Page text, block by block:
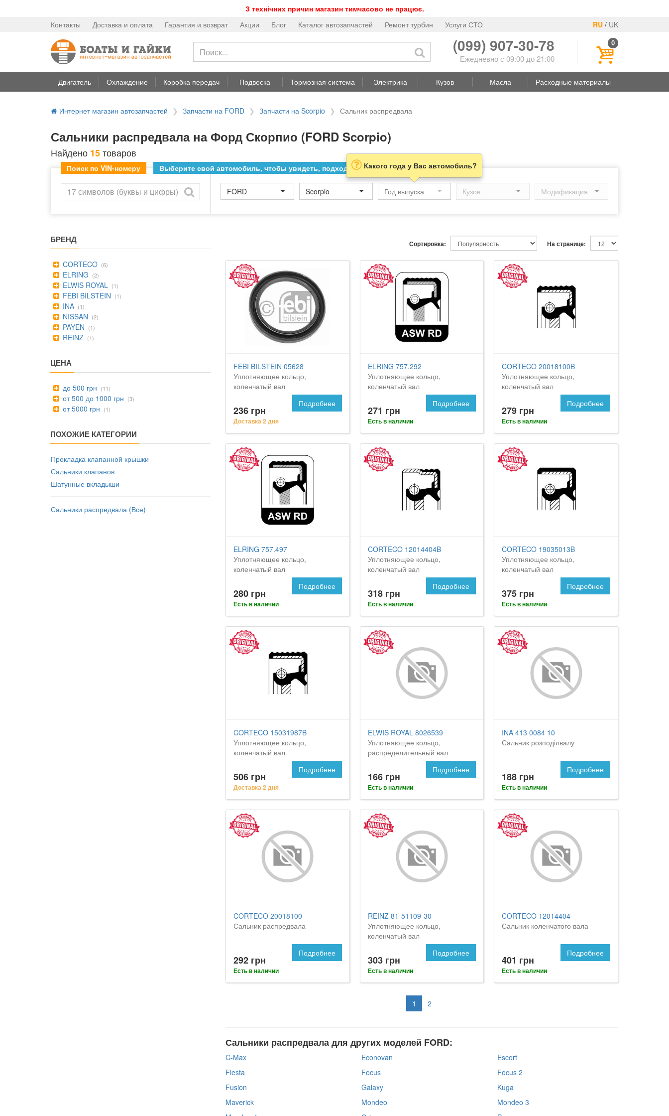
З технічних причин магазин тимчасово не працює.
RU / UK
Контакты Доставка и оплата Гарантия и возврат Акции Блог Каталог автозапчастей Ремонт турбин Услуги СТО
(099) 907-30-78
Ежедневно с 09:00 до 21:00
0
Двигатель Охлаждение Коробка передач Подвеска Тормозная система Электрика Кузов Масла Расходные материалы
Интернет магазин автозапчастей Запчасти на FORD Запчасти на Scorpio Сальник распредвала
Сальники распредвала на Форд Скорпио (FORD Scorpio)
Найдено 15товаров
Поиск по VIN-номеру Выберите свой автомобиль, чтобы увидеть, подходит ли товар к нему
FORD Scorpio
Какого года у Вас автомобиль?
БРЕНД
CORTECO (6)
ELRING (2)
ELWIS ROYAL (1)
FEBI BILSTEIN (1)
INA (1)
NISSAN (2)
PAYEN (1)
REINZ (1)
ЦЕНА
до 500 грн (11)
от 500 до 1000 грн (3)
от 5000 грн (1)
ПОХОЖИЕ КАТЕГОРИИ
Прокладка клапанной крышки
Сальники клапанов
Шатунные вкладыши
Сальники распредвала (Все)
На странице:
Сортировка:
FEBI BILSTEIN 05628
Уплотняющее кольцо,
коленчатый вал
236 грн
Доставка 2 дня
Подробнее
ELRING 757.292
Уплотняющее кольцо,
коленчатый вал
271 грн
Есть в наличии
Подробнее
CORTECO 20018100B
Уплотняющее кольцо,
коленчатый вал
279 грн
Есть в наличии
Подробнее
ELRING 757.497
Уплотняющее кольцо,
коленчатый вал
280 грн
Есть в наличии
Подробнее
CORTECO 12014404B
Уплотняющее кольцо,
коленчатый вал
318 грн
Есть в наличии
Подробнее
CORTECO 19035013B
Уплотняющее кольцо,
коленчатый вал
375 грн
Есть в наличии
Подробнее
CORTECO 15031987B
Уплотняющее кольцо,
коленчатый вал
506 грн
Доставка 2 дня
Подробнее
ELWIS ROYAL 8026539
Уплотняющее кольцо,
распределительный вал
166 грн
Есть в наличии
Подробнее
INA 413 0084 10
Сальник розподілвалу
188 грн
Есть в наличии
Подробнее
CORTECO 20018100
Сальник распредвала
292 грн
Есть в наличии
Подробнее
REINZ 81-51109-30
Уплотняющее кольцо,
коленчатый вал
303 грн
Есть в наличии
Подробнее
CORTECO 12014404
Сальник коленчатого вала
401 грн
Есть в наличии
Подробнее
1 2
Сальники распредвала для других моделей FORD:
C-Max Econovan
Escort
Fiesta
Focus
Focus 2
Fusion
Galaxy
Kuga
Maverick
Mondeo
Mondeo 3